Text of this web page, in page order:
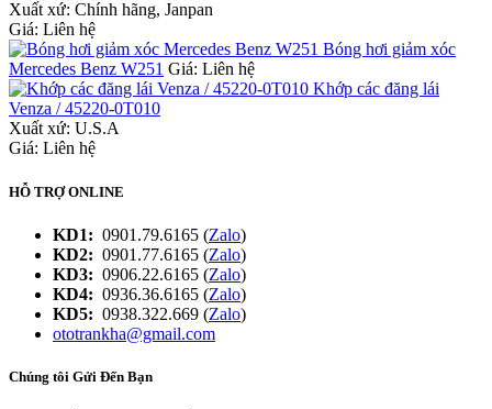
Xuất xứ: Chính hãng, Janpan
Giá: Liên hệ
Bóng hơi giảm xóc
Mercedes Benz W251 Giá: Liên hệ
Khớp các đăng lái
Venza / 45220-0T010
Xuất xứ: U.S.A
Giá: Liên hệ
HỖ TRỢ ONLINE
KD1: 0901.79.6165 (Zalo)
KD2: 0901.77.6165 (Zalo)
KD3: 0906.22.6165 (Zalo)
KD4: 0936.36.6165 (Zalo)
KD5: 0938.322.669 (Zalo)
ototrankha@gmail.com
Chúng tôi Gửi Đến Bạn